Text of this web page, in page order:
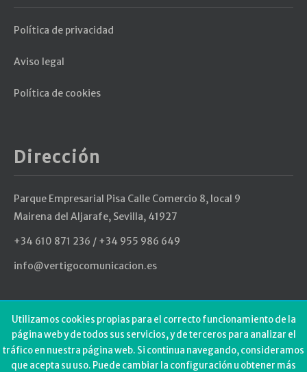
Política de privacidad
Aviso legal
Política de cookies
Dirección
Parque Empresarial Pisa Calle Comercio 8, local 9
Mairena del Aljarafe, Sevilla, 41927
+34 610 871 236 / +34 955 986 649
info@vertigocomunicacion.es
Últimos Tweets
Could not authenticate you.
Utilizamos cookies propias para el correcto funcionamiento de la
página web y de todos sus servicios, y de terceros para analizar el
tráfico en nuestra página web. Si continua navegando, consideramos
que acepta su uso. Puede cambiar la configuración u obtener más